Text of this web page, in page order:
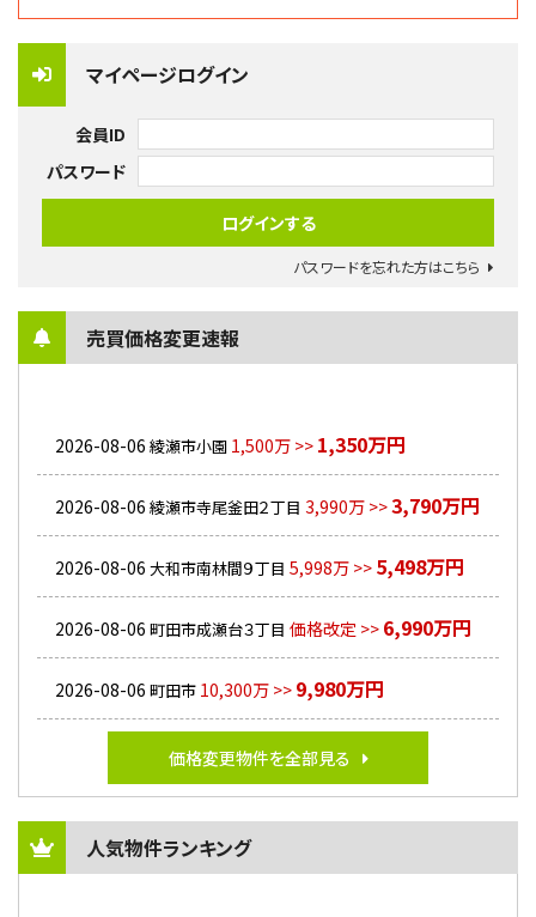
マイページログイン
会員ID
パスワード
パスワードを忘れた方はこちら
売買価格変更速報
2026-08-06 綾瀬市小園 1,500万 >> 1,350万円
2026-08-06 綾瀬市寺尾釜田２丁目 3,990万 >>3,790万円
2026-08-06 大和市南林間９丁目 5,998万 >> 5,498万円
2026-08-06 町田市成瀬台３丁目 価格改定 >> 6,990万円
2026-08-06 町田市 10,300万 >> 9,980万円
価格変更物件を全部見る
人気物件ランキング